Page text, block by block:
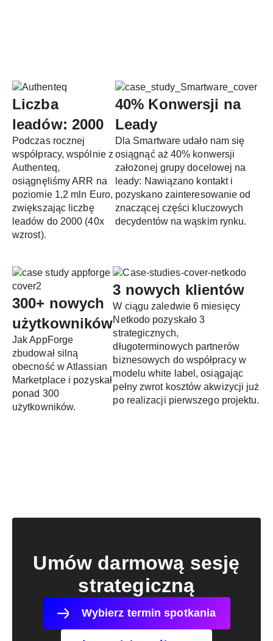
Liczba
leadów: 2000
Podczas rocznej
współpracy, wspólnie z
Authenteq,
osiągnęliśmy ARR na
poziomie 1,2 mln Euro,
zwiększając liczbę
leadów do 2000 (40x
wzrost).
40% Konwersji na
Leady
Dla Smartware udało nam się
osiągnąć aż 40% konwersji
założonej grupy docelowej na
leady: Nawiązano kontakt i
pozyskano zainteresowanie od
znaczącej części kluczowych
decydentów na wąskim rynku.
300+ nowych
użytkowników
Jak AppForge
zbudował silną
obecność w Atlassian
Marketplace i pozyskał
ponad 300
użytkowników.
3 nowych klientów
W ciągu zaledwie 6 miesięcy
Netkodo pozyskało 3
strategicznych,
długoterminowych partnerów
biznesowych do współpracy w
modelu white label, osiągając
pełny zwrot kosztów akwizycji już
po realizacji pierwszego projektu.
Umów darmową sesję
strategiczną
Wybierz termin spotkania